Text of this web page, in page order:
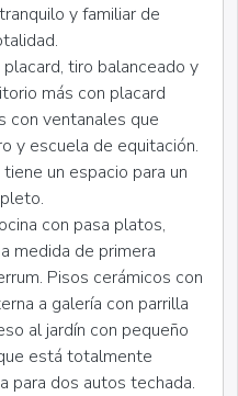
y familiar de
tiro balanceado y
más con placard
con ventanales que
y escuela de equitación.
un espacio para un
con pasa platos,
medida de primera
Pisos cerámicos con
a galería con parrilla
al jardín con pequeño
está totalmente
para dos autos techada.